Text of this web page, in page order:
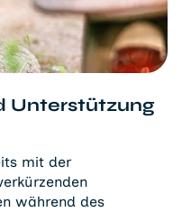
Unterstützung
mit der
während des